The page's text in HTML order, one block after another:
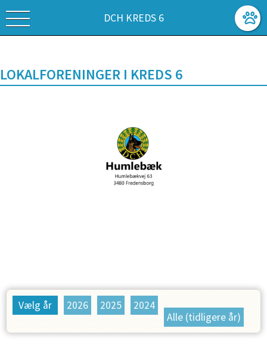
DCH KREDS 6
LOKALFORENINGER I KREDS 6
Vælg år 2026 2025
2024
Alle (tidligere år)